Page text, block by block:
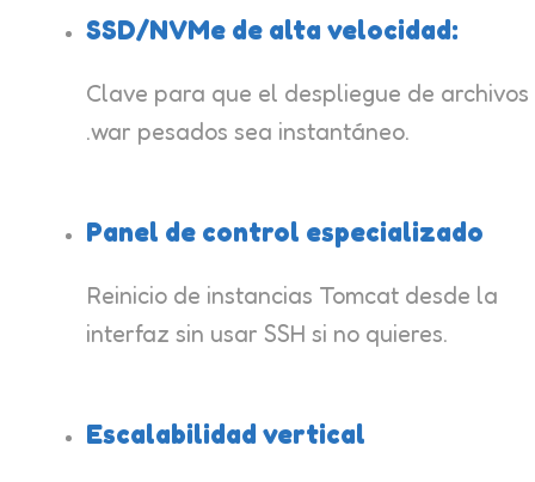
SSD/NVMe de alta velocidad:
Clave para que el despliegue de archivos
.war pesados sea instantáneo.
Panel de control especializado
Reinicio de instancias Tomcat desde la
interfaz sin usar SSH si no quieres.
Escalabilidad vertical